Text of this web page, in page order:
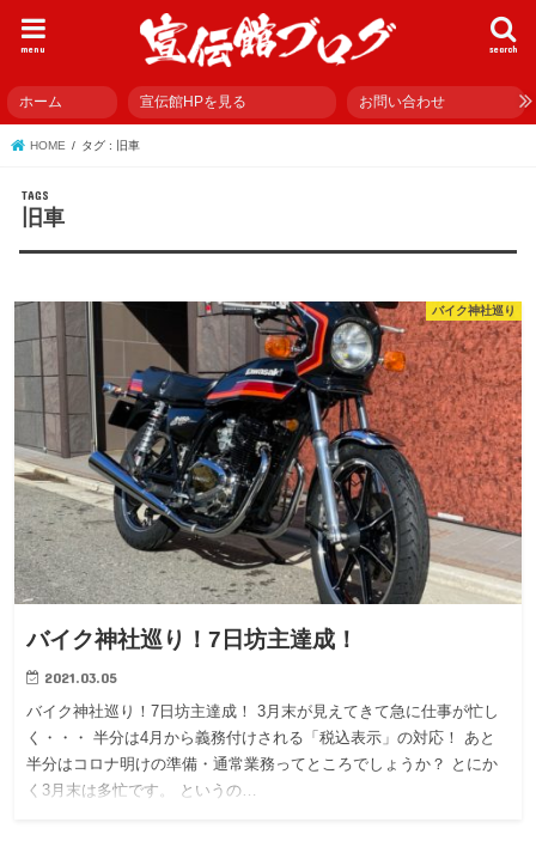
search
menu
ホーム 宣伝館HPを見る お問い合わせ
HOME タグ : 旧車
旧車
バイク神社巡り
バイク神社巡り！7日坊主達成！
2021.03.05
バイク神社巡り！7日坊主達成！ 3月末が見えてきて急に仕事が忙し
く・・・ 半分は4月から義務付けされる「税込表示」の対応！ あと
半分はコロナ明けの準備・通常業務ってところでしょうか？ とにか
く3月末は多忙です。 というの…